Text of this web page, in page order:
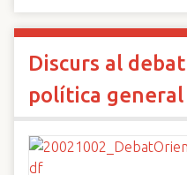
Discurs al
política general